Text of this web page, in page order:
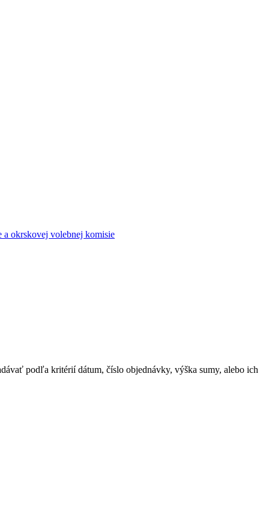
a okrskovej volebnej komisie
podľa kritérií dátum, číslo objednávky, výška sumy, alebo ich